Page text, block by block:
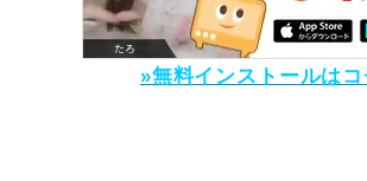
»無料インストールはコ